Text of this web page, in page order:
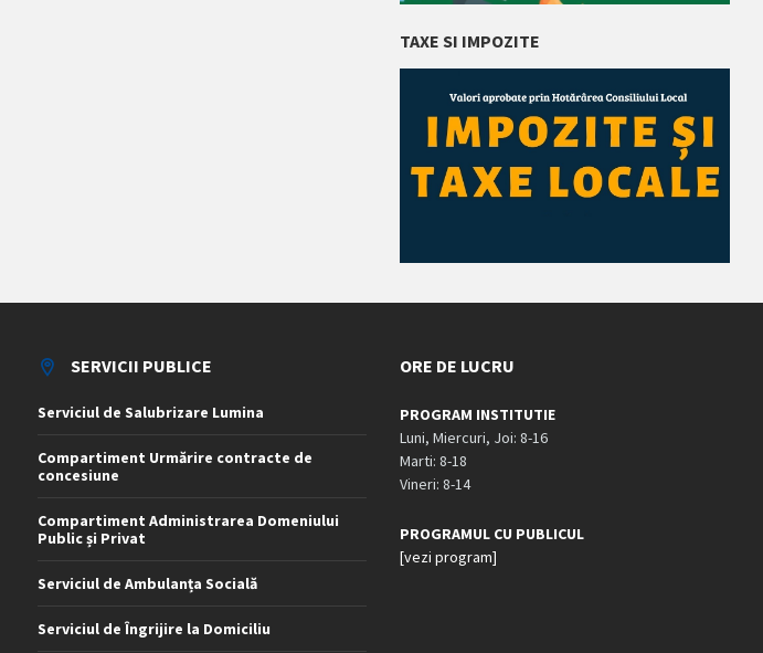
TAXE SI IMPOZITE
SERVICII PUBLICE
Serviciul de Salubrizare Lumina
Compartiment Urmărire contracte de
concesiune
Compartiment Administrarea Domeniului
Public și Privat
Serviciul de Ambulanța Socială
Serviciul de Îngrijire la Domiciliu
ORE DE LUCRU
PROGRAM INSTITUTIE
Luni, Miercuri, Joi: 8-16
Marti: 8-18
Vineri: 8-14
PROGRAMUL CU PUBLICUL
[vezi program]